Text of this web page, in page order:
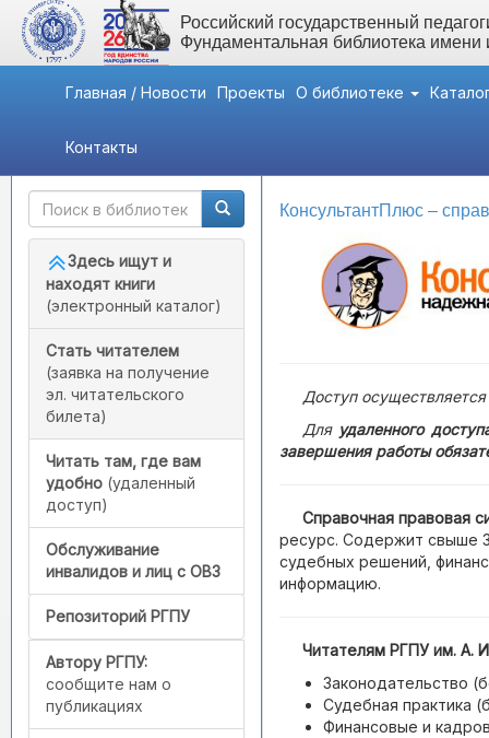
Российский государственный
Фундаментальная библиотека
Главная / Новости Проекты О библиотеке
Контакты
Быстрый доступ
Здесь ищут и
находят книги
(электронный каталог)
Стать читателем
(заявка на получение
эл. читательского
билета)
Читать там, где вам
удобно (удаленный
доступ)
Обслуживание
инвалидов и лиц с ОВЗ
Репозиторий РГПУ
Автору РГПУ:
сообщите нам о
публикациях
КонсультантПлюс –
Доступ
Для удаленного
завершения работы
Справочная правовая
ресурс. Содержит свыше
судебных решений,
информацию.
Читателям РГПУ им. А.
Законодательство
Судебная практика
Финансовые и